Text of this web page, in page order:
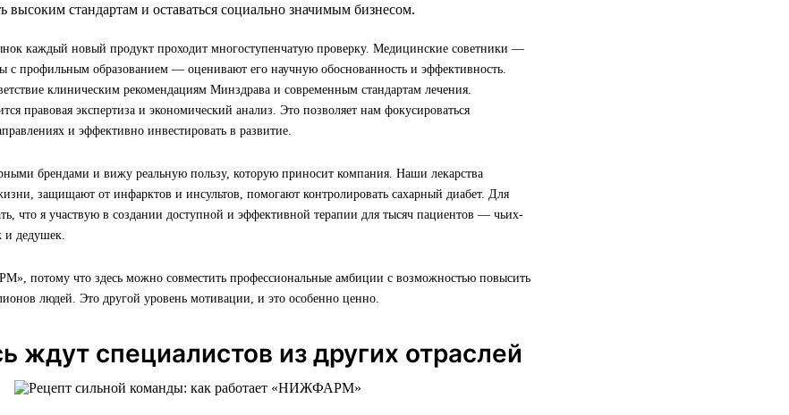
высоким стандартам и оставаться социально значимым бизнесом.
каждый новый продукт проходит многоступенчатую проверку. Медицинские советники —
с профильным образованием — оценивают его научную обоснованность и эффективность.
клиническим рекомендациям Минздрава и современным стандартам лечения.
правовая экспертиза и экономический анализ. Это позволяет нам фокусироваться
и эффективно инвестировать в развитие.
брендами и вижу реальную пользу, которую приносит компания. Наши лекарства
защищают от инфарктов и инсультов, помогают контролировать сахарный диабет. Для
что я участвую в создании доступной и эффективной терапии для тысяч пациентов — чьих-
и дедушек.
потому что здесь можно совместить профессиональные амбиции с возможностью повысить
людей. Это другой уровень мотивации, и это особенно ценно.
ждут специалистов из других отраслей